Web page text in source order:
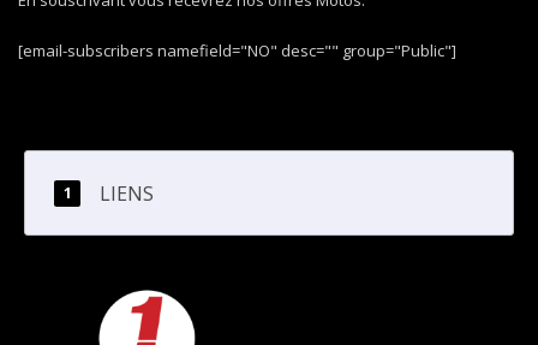
[email-subscribers namefield="NO" desc="" group="Public"]
LIENS